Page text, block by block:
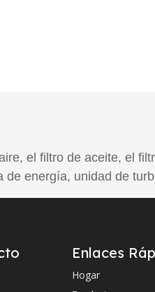
el filtro de aceite, el
energía, unidad de
con sus requisitos.
Enlaces
Hogar